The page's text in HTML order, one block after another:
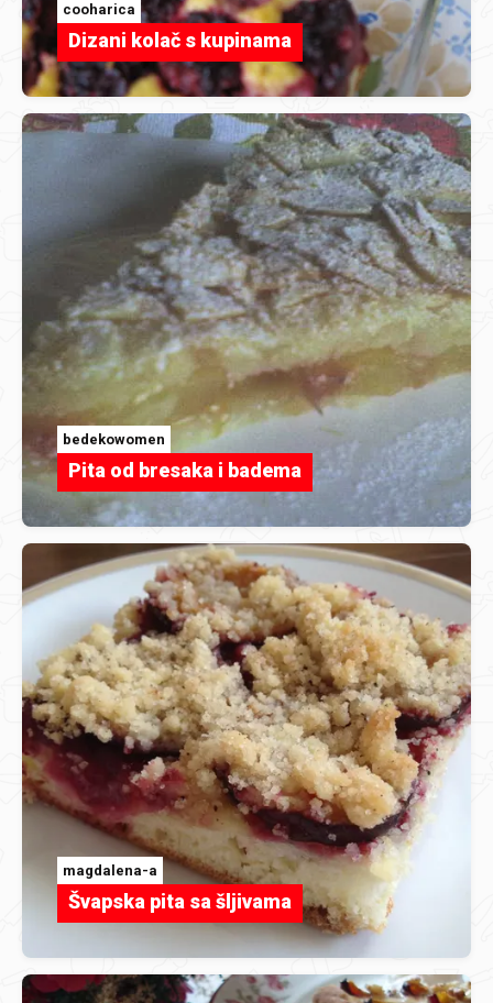
cooharica
Dizani kolač s kupinama
bedekowomen
Pita od bresaka i badema
magdalena-a
Švapska pita sa šljivama